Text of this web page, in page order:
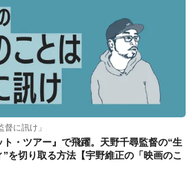
に訊け」
ト・ツアー』で飛躍。天野千尋監督の“生
を切り取る方法【宇野維正の「映画のこ